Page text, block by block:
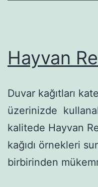
Hayvan
Duvar kağıtları
üzerinizde
kalitede Hayvan
kağıdı örnekleri
birbirinden